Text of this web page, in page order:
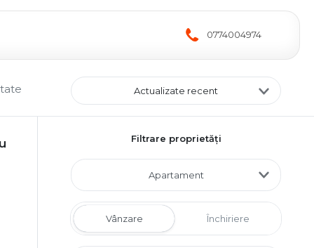
0774004974
Actualizate recent
Filtrare proprietăți
Apartament
Vânzare Închiriere